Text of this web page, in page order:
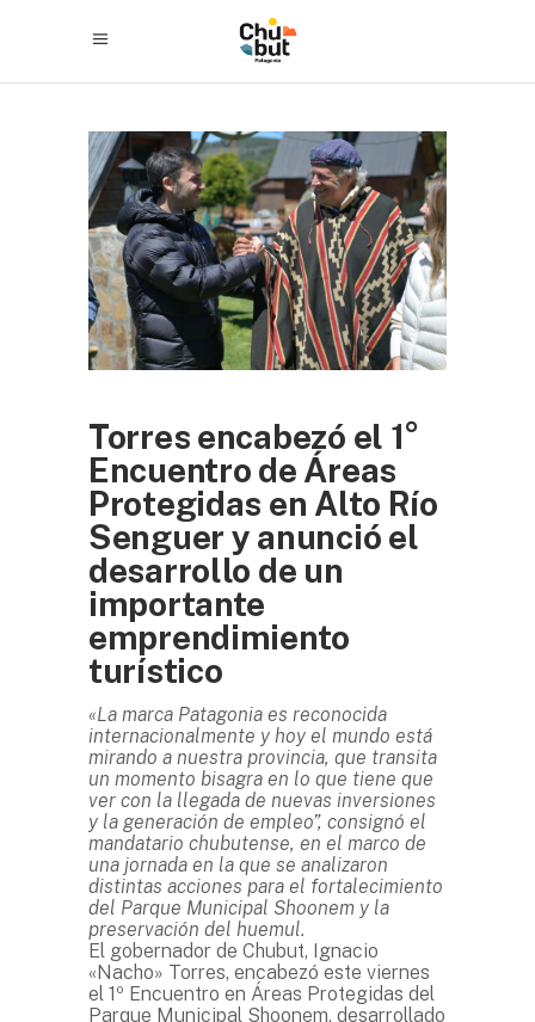
Torres encabezó el 1°
Encuentro de Áreas
Protegidas en Alto Río
Senguer y anunció el
desarrollo de un
importante
emprendimiento
turístico
«La marca Patagonia es reconocida
internacionalmente y hoy el mundo está
mirando a nuestra provincia, que transita
un momento bisagra en lo que tiene que
ver con la llegada de nuevas inversiones
y la generación de empleo”, consignó el
mandatario chubutense, en el marco de
una jornada en la que se analizaron
distintas acciones para el fortalecimiento
del Parque Municipal Shoonem y la
preservación del huemul.
El gobernador de Chubut, Ignacio
«Nacho» Torres, encabezó este viernes
el 1º Encuentro en Áreas Protegidas del
Parque Municipal Shoonem, desarrollado